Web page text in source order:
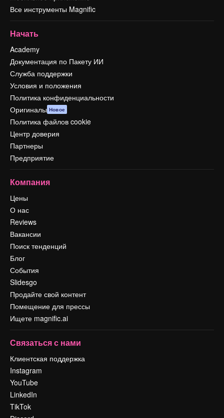
Все инструменты Magnific
Начать
Academy
Документация по Пакету ИИ
Служба поддержки
Условия и положения
Политика конфиденциальности
Оригиналы Новое
Политика файлов cookie
Центр доверия
Партнеры
Предприятие
Компания
Цены
О нас
Reviews
Вакансии
Поиск тенденций
Блог
События
Slidesgo
Продайте свой контент
Помещение для прессы
Ищете magnific.ai
Связаться с нами
Клиентская поддержка
Instagram
YouTube
LinkedIn
TikTok